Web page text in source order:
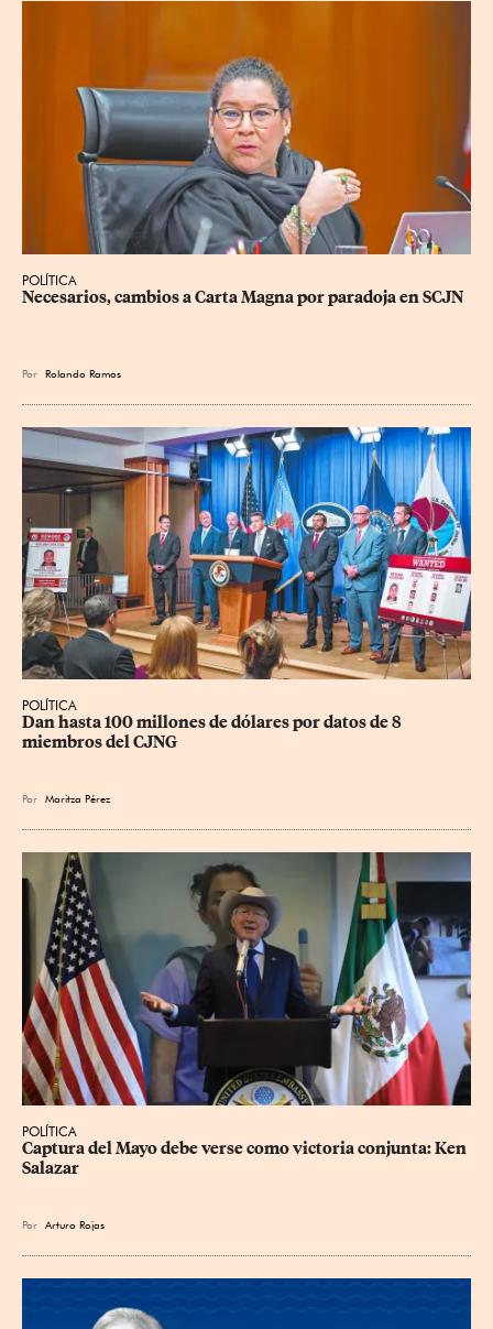
POLÍTICA
Necesarios, cambios a Carta Magna por paradoja en SCJN
Por Rolando Ramos
POLÍTICA
Dan hasta 100 millones de dólares por datos de 8
miembros del CJNG
Por Maritza Pérez
POLÍTICA
Captura del Mayo debe verse como victoria conjunta: Ken
Salazar
Por Arturo Rojas